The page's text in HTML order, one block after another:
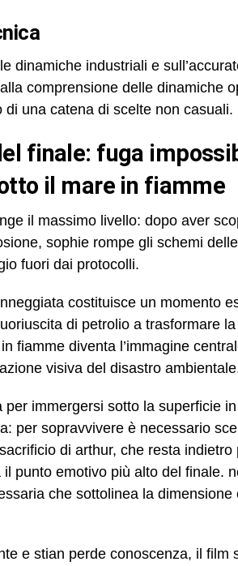
dinamiche industriali e
comprensione delle dinamiche
una catena di scelte non casuali.
il mare in fiamme
il massimo livello: dopo aver
sophie rompe gli schemi
fuori dai protocolli.
costituisce un momento
di petrolio a trasformare
fiamme diventa l’immagine
visiva del disastro
immergersi sotto la superficie
per sopravvivere è necessario
di arthur, che resta indietro
punto emotivo più alto del finale.
che sottolinea la dimensione
e stian perde conoscenza, il film